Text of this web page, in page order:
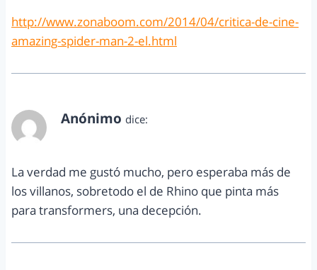
http://www.zonaboom.com/2014/04/critica-de-cine-
amazing-spider-man-2-el.html
Anónimo dice:
La verdad me gustó mucho, pero esperaba más de
los villanos, sobretodo el de Rhino que pinta más
para transformers, una decepción.